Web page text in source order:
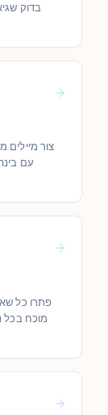
בדוק
צור
פתרו כל
מוכח בכל